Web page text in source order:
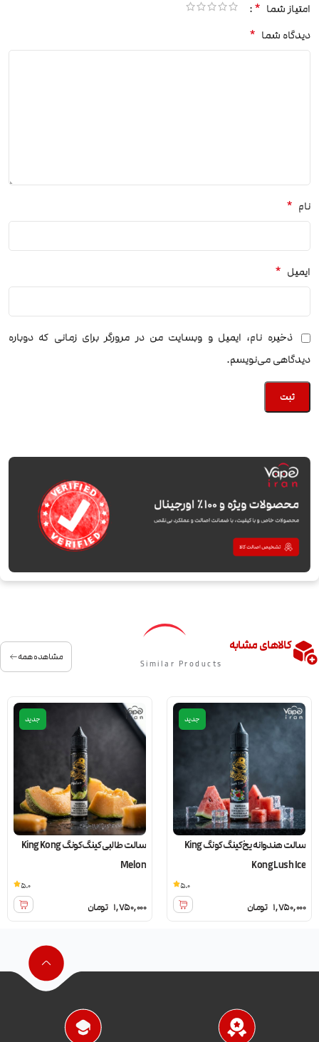
امتیاز شما *
دیدگاه شما *
نام *
ایمیل *
ذخیره نام، ایمیل و وبسایت من در مرورگر برای زمانی که دوباره
دیدگاهی می‌نویسم.
کالاهای مشابه
Similar Products
مشاهده همه
جدید
سالت هندوانه یخ کینگ کونگ King
Kong Lush Ice
1,750,000 تومان
5.0
جدید
سالت طالبی کینگ کونگ King Kong
Melon
1,750,000 تومان
5.0